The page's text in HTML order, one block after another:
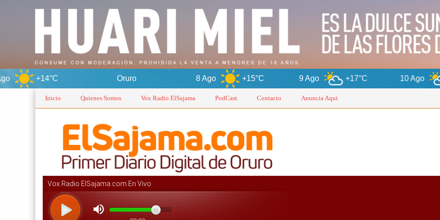
+15°C 9 Ago +17°C 10 Ago +12°C
Inicio Quienes Somos Vox Radio ElSajama PodCast Contacto Anuncia Aqui